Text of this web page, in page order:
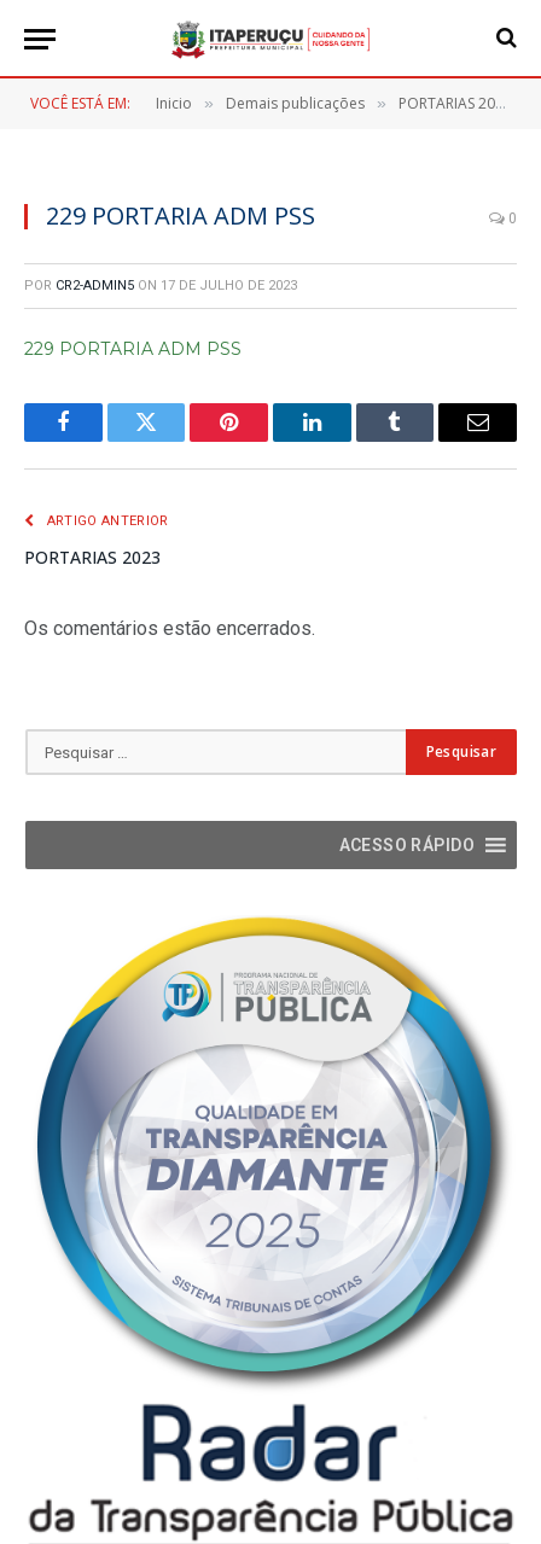
VOCÊ ESTÁ EM: Inicio » Demais publicações » PORTARIAS 2023
229 PORTARIA ADM PSS 0
POR CR2-ADMIN5 ON 17 DE JULHO DE 2023
229 PORTARIA ADM PSS
FacebookTwitter Pinterest LinkedInTumblr
E-
ARTIGO ANTERIOR
PORTARIAS 2023
Os comentários estão encerrados.
ACESSO RÁPIDO